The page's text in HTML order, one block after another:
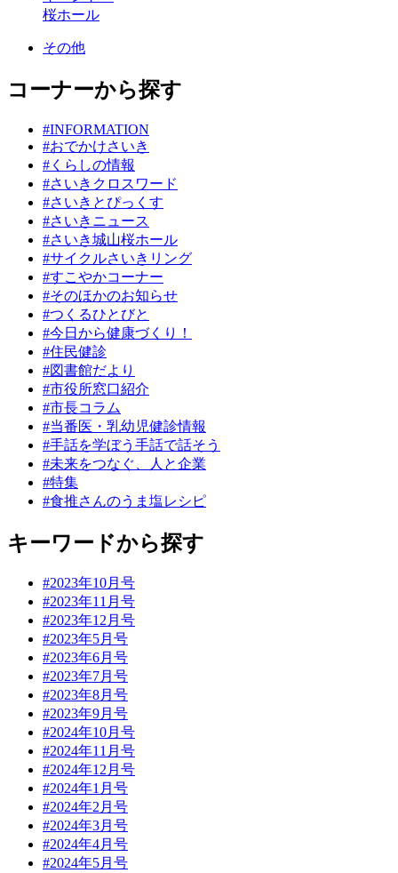
桜ホール
その他
コーナーから探す
#INFORMATION
#おでかけさいき
#くらしの情報
#さいきクロスワード
#さいきとぴっくす
#さいきニュース
#さいき城山桜ホール
#サイクルさいきリング
#すこやかコーナー
#そのほかのお知らせ
#つくるひとびと
#今日から健康づくり！
#住民健診
#図書館だより
#市役所窓口紹介
#市長コラム
#当番医・乳幼児健診情報
#手話を学ぼう手話で話そう
#未来をつなぐ、人と企業
#特集
#食推さんのうま塩レシピ
キーワードから探す
#2023年10月号
#2023年11月号
#2023年12月号
#2023年5月号
#2023年6月号
#2023年7月号
#2023年8月号
#2023年9月号
#2024年10月号
#2024年11月号
#2024年12月号
#2024年1月号
#2024年2月号
#2024年3月号
#2024年4月号
#2024年5月号